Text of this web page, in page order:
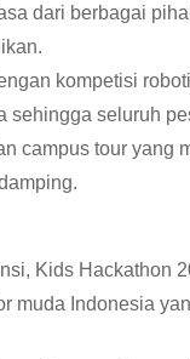
dari berbagai
kompetisi
sehingga seluruh
campus tour yang
Kids Hackathon
muda Indonesia